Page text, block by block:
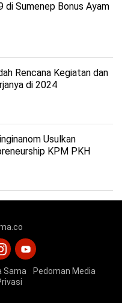
di Sumenep Bonus Ayam
Rencana Kegiatan dan
di 2024
Usulkan
KPM PKH
Sama
Pedoman Media